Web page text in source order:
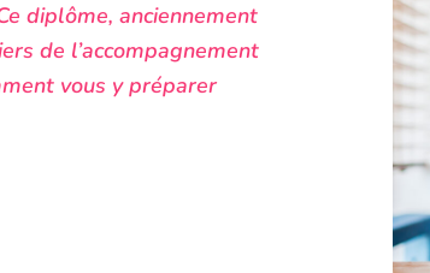
diplôme, anciennement
de l’accompagnement
vous y préparer